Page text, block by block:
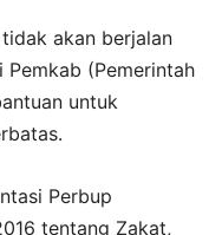
akan berjalan
(Pemerintah
untuk
Perbup
tentang Zakat,